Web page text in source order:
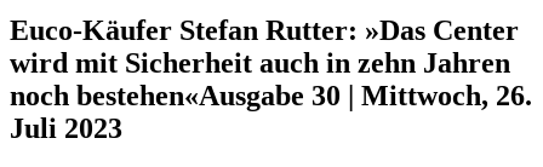
Euco-Käufer Stefan Rutter: »Das Center
wird mit Sicherheit auch in zehn Jahren
noch bestehen«Ausgabe 30 | Mittwoch, 26.
Juli 2023